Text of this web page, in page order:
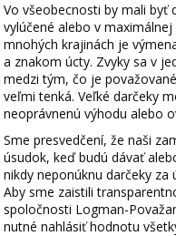
Vo všeobecnosti by mali byť
vylúčené alebo v
mnohých krajinách je
a znakom úcty. Zvyky sa v
medzi tým, čo je
veľmi tenká. Veľké darčeky
neoprávnenú výhodu alebo
Sme presvedčení, že naši
úsudok, keď budú dávať
nikdy neponúknu darčeky
Aby sme zaistili
spoločnosti Logman-
nutné nahlásiť hodnotu